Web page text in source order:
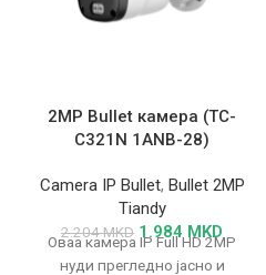
2MP Bullet камера (TC-
C321N 1ANB-28)
Camera IP Bullet, Bullet 2MP
Tiandy
2.204MKD 1.984 MKD
Оваа камера IP Full HD 2MP
нуди прегледно јасно и